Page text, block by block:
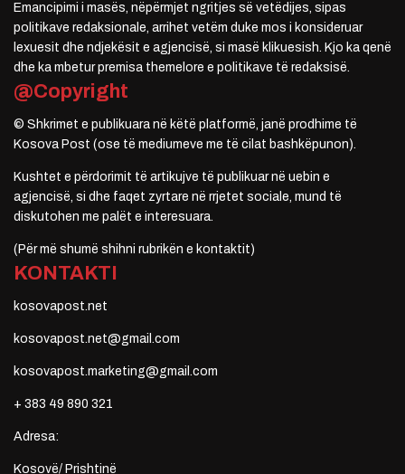
Emancipimi i masës, nëpërmjet ngritjes së vetëdijes, sipas
politikave redaksionale, arrihet vetëm duke mos i konsideruar
lexuesit dhe ndjekësit e agjencisë, si masë klikuesish. Kjo ka qenë
dhe ka mbetur premisa themelore e politikave të redaksisë.
@Copyright
© Shkrimet e publikuara në këtë platformë, janë prodhime të
Kosova Post (ose të mediumeve me të cilat bashkëpunon).
Kushtet e përdorimit të artikujve të publikuar në uebin e
agjencisë, si dhe faqet zyrtare në rrjetet sociale, mund të
diskutohen me palët e interesuara.
(Për më shumë shihni rubrikën e kontaktit)
KONTAKTI
kosovapost.net
kosovapost.net@gmail.com
kosovapost.marketing@gmail.com
+ 383 49 890 321
Adresa:
Kosovë/ Prishtinë